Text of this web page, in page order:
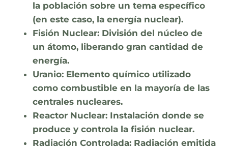
la población sobre un tema específico
(en este caso, la energía nuclear).
Fisión Nuclear: División del núcleo de
un átomo, liberando gran cantidad de
energía.
Uranio: Elemento químico utilizado
como combustible en la mayoría de las
centrales nucleares.
Reactor Nuclear: Instalación donde se
produce y controla la fisión nuclear.
Radiación Controlada: Radiación emitida